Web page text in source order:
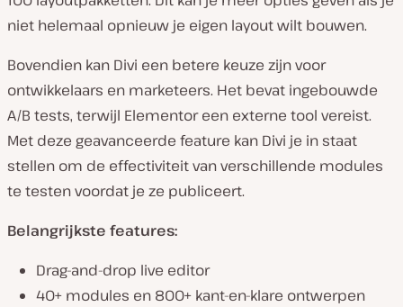
niet helemaal opnieuw je eigen layout wilt bouwen.
Bovendien kan Divi een betere keuze zijn voor
ontwikkelaars en marketeers. Het bevat ingebouwde
A/B tests, terwijl Elementor een externe tool vereist.
Met deze geavanceerde feature kan Divi je in staat
stellen om de effectiviteit van verschillende modules
te testen voordat je ze publiceert.
Belangrijkste features:
Drag-and-drop live editor
40+ modules en 800+ kant-en-klare ontwerpen